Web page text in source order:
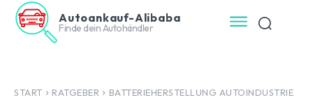
Autoankauf-Alibaba
Finde dein Autohändler
START RATGEBER BATTERIEHERSTELLUNG AUTOINDUSTRIE